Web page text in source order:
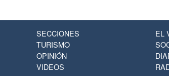
SECCIONES
EL
TURISMO
OPINIÓN
VIDEOS